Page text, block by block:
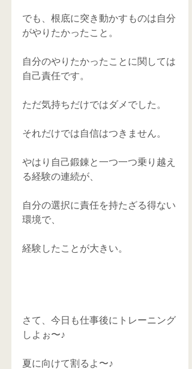
でも、根底に突き動かすものは自分
がやりたかったこと。
自分のやりたかったことに関しては
自己責任です。
ただ気持ちだけではダメでした。
それだけでは自信はつきません。
やはり自己鍛錬と一つ一つ乗り越え
る経験の連続が、
自分の選択に責任を持たざる得ない
環境で、
経験したことが大きい。
さて、今日も仕事後にトレーニング
しよぉ〜♪
夏に向けて割るよ〜♪